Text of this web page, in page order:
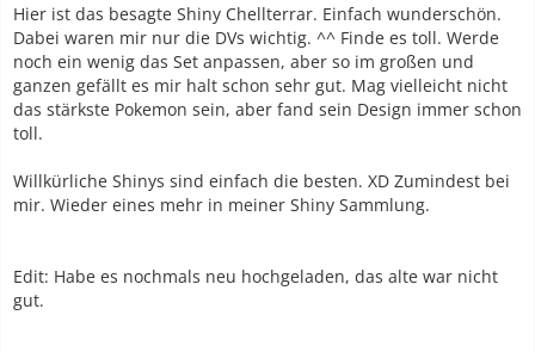
Hier ist das besagte Shiny Chellterrar. Einfach wunderschön.
Dabei waren mir nur die DVs wichtig. ^^ Finde es toll. Werde
noch ein wenig das Set anpassen, aber so im großen und
ganzen gefällt es mir halt schon sehr gut. Mag vielleicht nicht
das stärkste Pokemon sein, aber fand sein Design immer schon
toll.
Willkürliche Shinys sind einfach die besten. XD Zumindest bei
mir. Wieder eines mehr in meiner Shiny Sammlung.
Edit: Habe es nochmals neu hochgeladen, das alte war nicht
gut.